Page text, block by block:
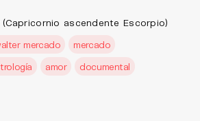
ascendente Escorpio)
mercado
mercado
amor documental